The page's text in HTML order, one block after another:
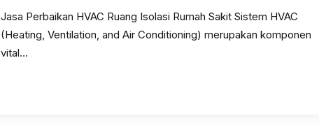
Jasa Perbaikan HVAC Ruang Isolasi Rumah Sakit Sistem HVAC
(Heating, Ventilation, and Air Conditioning) merupakan komponen
vital…